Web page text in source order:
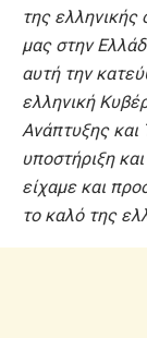
της ελληνικής
μας στην
αυτή την
ελληνική
Ανάπτυξης και
υποστήριξη
είχαμε και
το καλό της